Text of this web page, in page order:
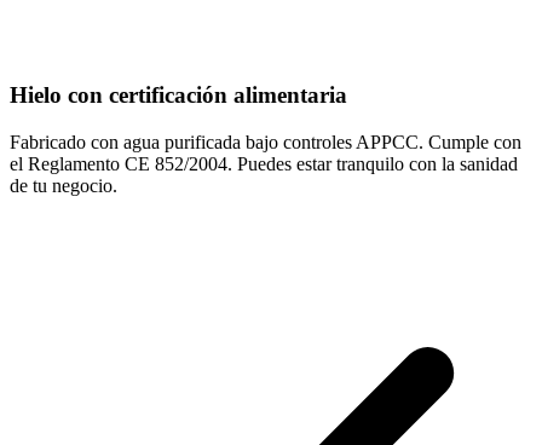
Hielo con certificación alimentaria
Fabricado con agua purificada bajo controles APPCC. Cumple con
el Reglamento CE 852/2004. Puedes estar tranquilo con la sanidad
de tu negocio.